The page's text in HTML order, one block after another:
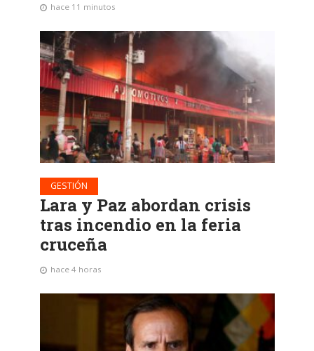
hace 11 minutos
GESTIÓN
Lara y Paz abordan crisis
tras incendio en la feria
cruceña
hace 4 horas